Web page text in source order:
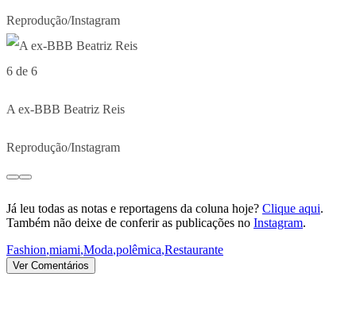
Reprodução/Instagram
6 de 6
A ex-BBB Beatriz Reis
Reprodução/Instagram
Já leu todas as notas e reportagens da coluna hoje? Clique aqui.
Também não deixe de conferir as publicações no Instagram.
Fashion,miami,Moda,polêmica,Restaurante
Ver Comentários